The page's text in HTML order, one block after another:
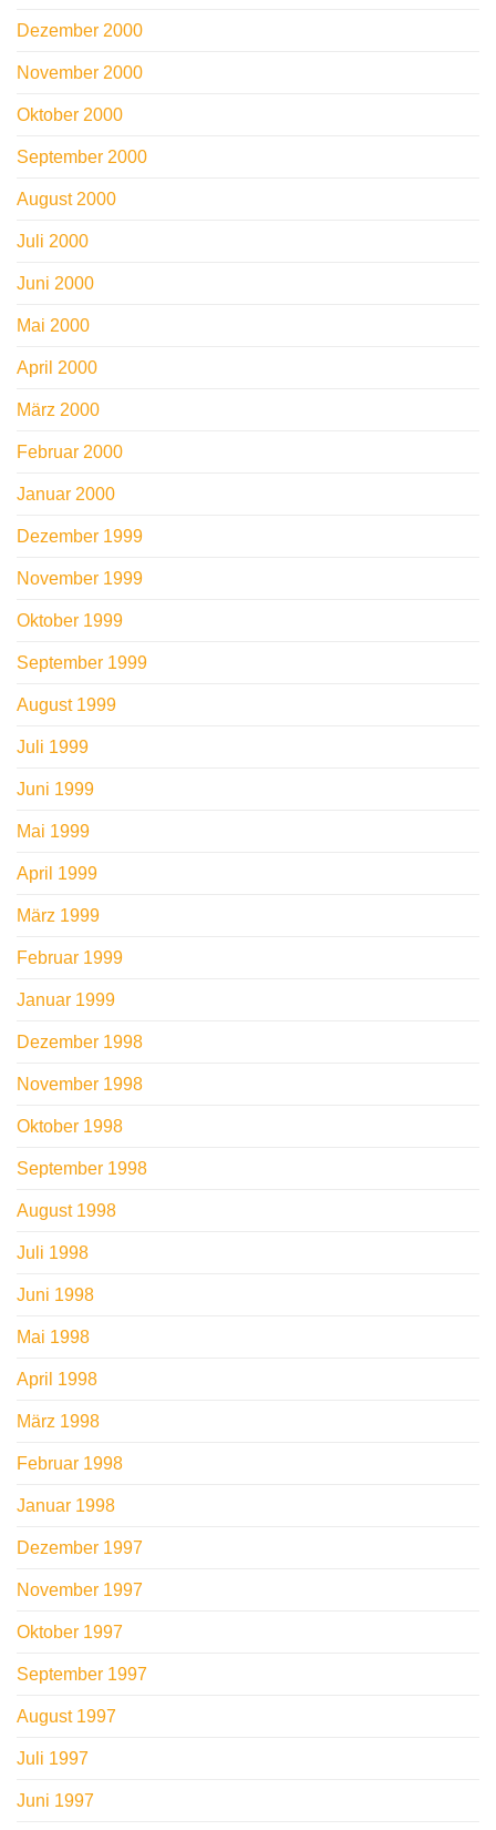
Dezember 2000
November 2000
Oktober 2000
September 2000
August 2000
Juli 2000
Juni 2000
Mai 2000
April 2000
März 2000
Februar 2000
Januar 2000
Dezember 1999
November 1999
Oktober 1999
September 1999
August 1999
Juli 1999
Juni 1999
Mai 1999
April 1999
März 1999
Februar 1999
Januar 1999
Dezember 1998
November 1998
Oktober 1998
September 1998
August 1998
Juli 1998
Juni 1998
Mai 1998
April 1998
März 1998
Februar 1998
Januar 1998
Dezember 1997
November 1997
Oktober 1997
September 1997
August 1997
Juli 1997
Juni 1997